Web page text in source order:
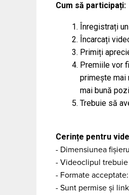
Cum să participați:
Înregistrați
Încarcați
Primiți
Premiile vor
primește mai
mai bună
Trebuie să
Cerințe pentru
- Dimensiunea
- Videoclipul trebuie
- Formate
- Sunt permise și